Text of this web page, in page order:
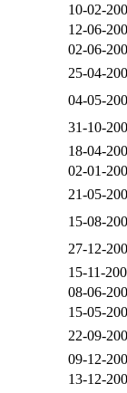
10-02-
12-06-
02-06-
25-04-
04-05-
31-10-
18-04-
02-01-
21-05-
15-08-
27-12-
15-11-
08-06-
15-05-
22-09-
09-12-
13-12-